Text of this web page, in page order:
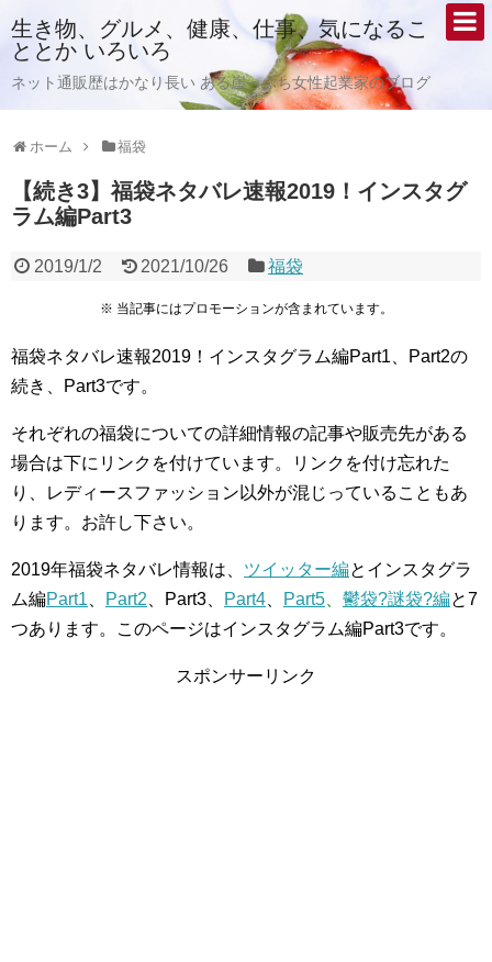
生き物、グルメ、健康、仕事、気になるこ
ととか いろいろ
ネット通販歴はかなり長い ある崖っぷち女性起業家のブログ
ホーム 福袋
【続き3】福袋ネタバレ速報2019！インスタグ
ラム編Part3
2019/1/2 2021/10/26 福袋
※ 当記事にはプロモーションが含まれています。
福袋ネタバレ速報2019！インスタグラム編Part1、Part2の
続き、Part3です。
それぞれの福袋についての詳細情報の記事や販売先がある
場合は下にリンクを付けています。リンクを付け忘れた
り、レディースファッション以外が混じっていることもあ
ります。お許し下さい。
2019年福袋ネタバレ情報は、 ツイッター編とインスタグラ
ム編Part1 Part2 、Part3、 Part4 Part5 鬱袋?謎袋?編と7
つあります。このページはインスタグラム編Part3です。
スポンサーリンク